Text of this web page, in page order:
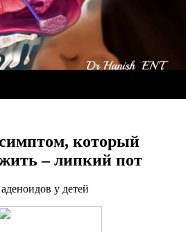
который
– липкий пот